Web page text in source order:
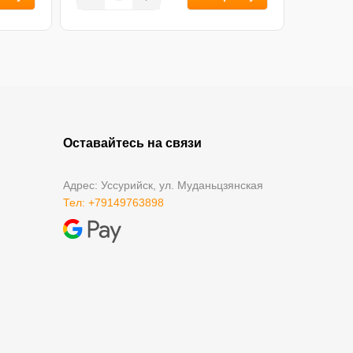
Оставайтесь на связи
Адрес: Уссурийск, ул. Муданьцзянская
Тел: +79149763898